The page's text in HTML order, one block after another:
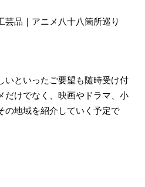
芸品｜アニメ八十八箇所巡り
いといったご要望も随時受け付
だけでなく、映画やドラマ、小
の地域を紹介していく予定で